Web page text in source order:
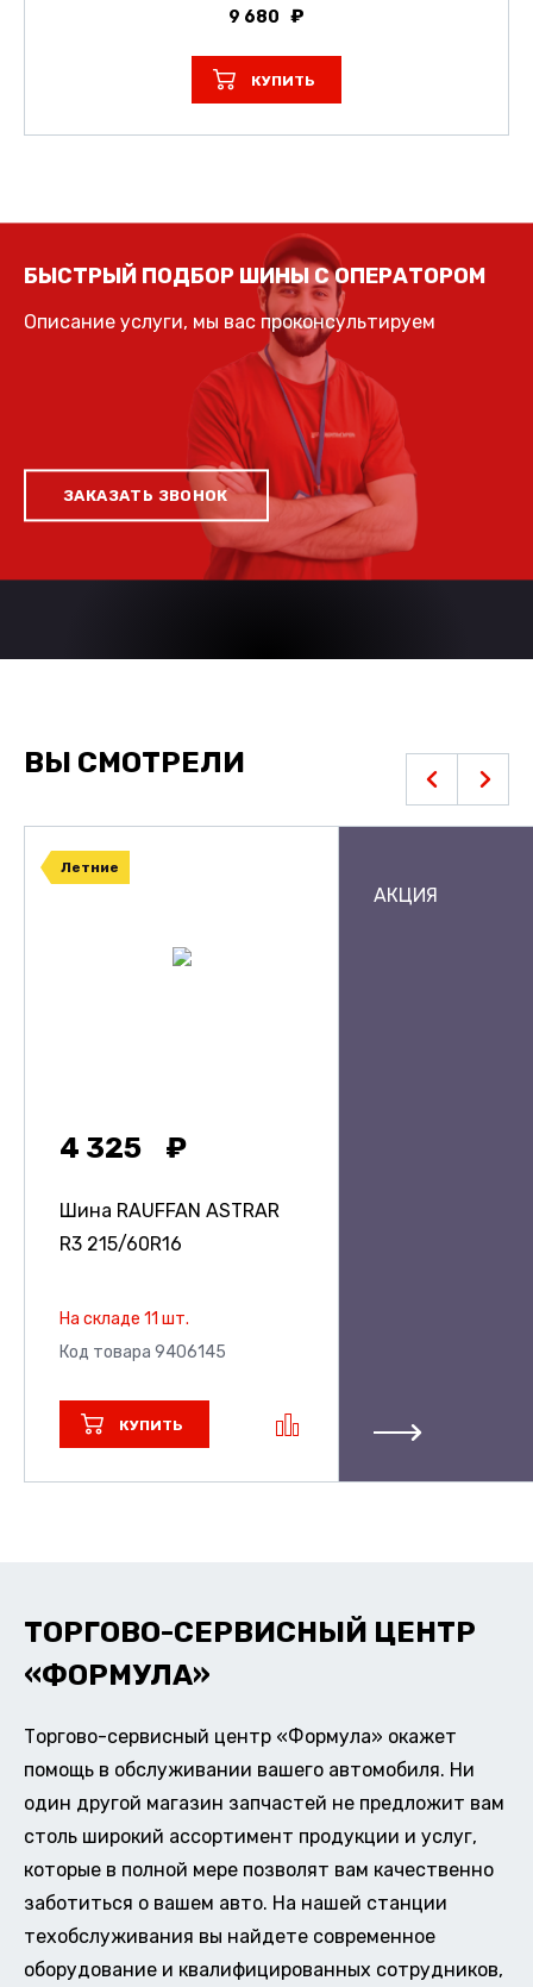
9 680
КУПИТЬ
БЫСТРЫЙ ПОДБОР ШИНЫ С ОПЕРАТОРОМ
Описание услуги, мы вас проконсультируем
ЗАКАЗАТЬ ЗВОНОК
ВЫ СМОТРЕЛИ
Летние
4 325
Шина RAUFFAN ASTRAR
R3 215/60R16
На складе 11 шт.
Код товара 9406145
КУПИТЬ
АКЦИЯ
ТОРГОВО-СЕРВИСНЫЙ ЦЕНТР
«ФОРМУЛА»
Торгово-сервисный центр «Формула» окажет
помощь в обслуживании вашего автомобиля. Ни
один другой магазин запчастей не предложит вам
столь широкий ассортимент продукции и услуг,
которые в полной мере позволят вам качественно
заботиться о вашем авто. На нашей станции
техобслуживания вы найдете современное
оборудование и квалифицированных сотрудников,